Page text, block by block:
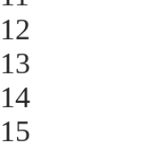
12
13
14
15